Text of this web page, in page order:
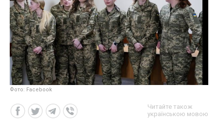
Фото: Facebook
Читайте також
українською мовою